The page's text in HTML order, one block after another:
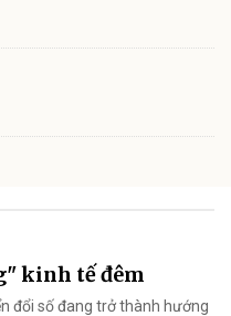
kinh tế đêm
đổi số đang trở thành hướng